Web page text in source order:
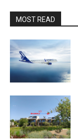
MOST READ